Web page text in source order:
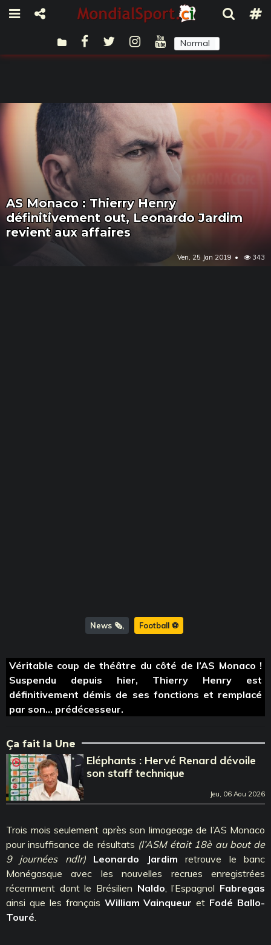
Normal
AS Monaco : Thierry Henry
définitivement out, Leonardo Jardim
revient aux affaires
Ven, 25 Jan 2019 343
News 🗞️ Football ⚽️
Véritable coup de théâtre du côté de l’AS Monaco !
Suspendu depuis hier, Thierry Henry est
définitivement démis de ses fonctions et remplacé
par son… prédécesseur.
Ça fait la Une
Eléphants : Hervé Renard dévoile
son staff technique
Jeu, 06 Aou 2026
Trois mois seulement après son limogeage de l’AS Monaco
pour insuffisance de résultats (l’ASM était 18è au bout de
9 journées ndlr)
Leonardo Jardim retrouve le banc
Monégasque avec les nouvelles recrues enregistrées
récemment dont le Brésilien Naldo , l’Espagnol Fabregas
ainsi que les français William Vainqueur et Fodé Ballo-
Touré